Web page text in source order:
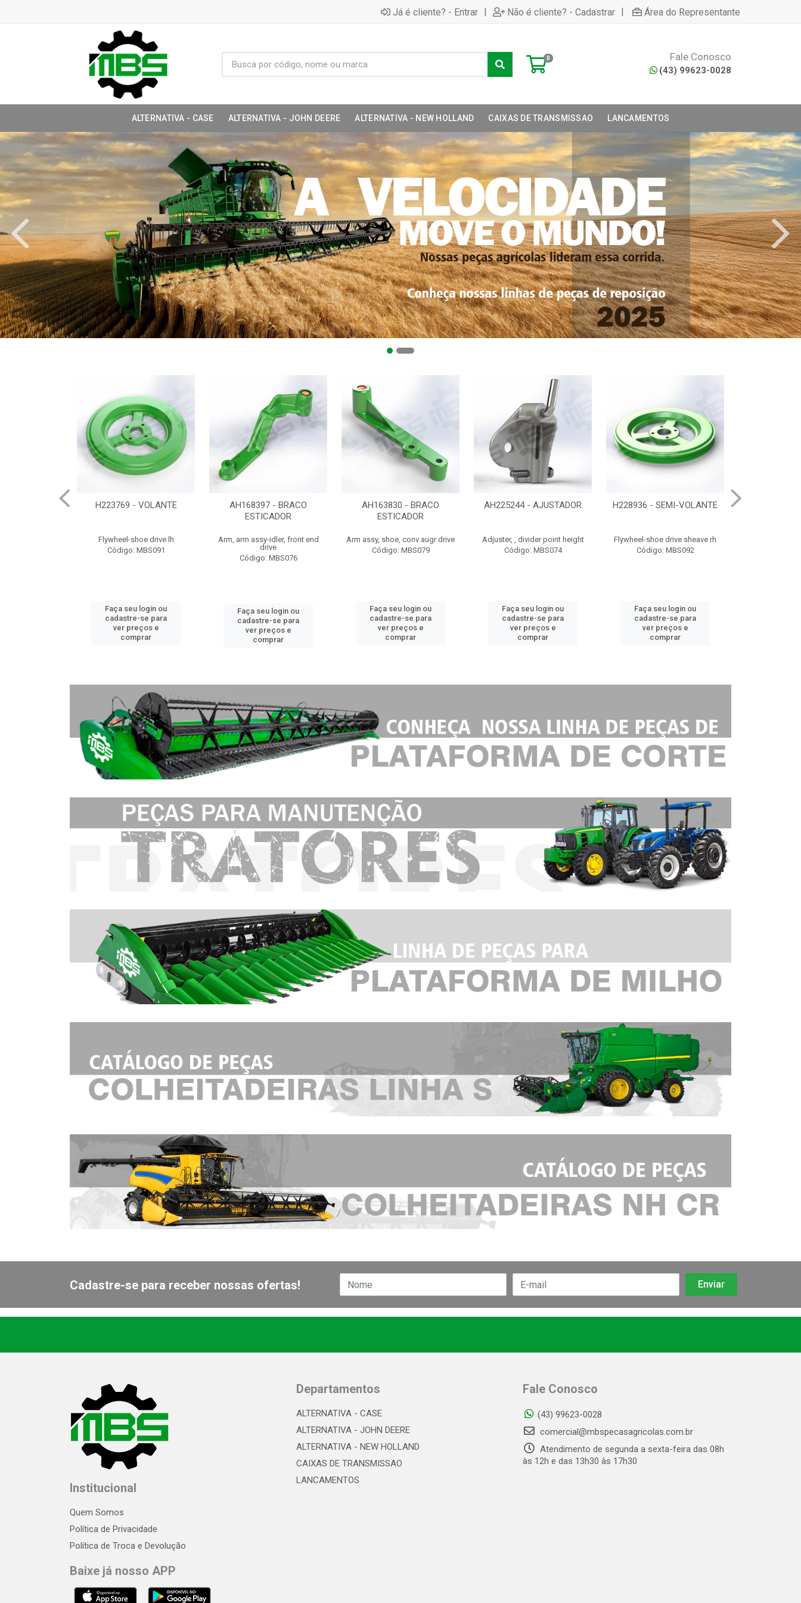
Já é cliente? - Entrar | Não é cliente? - Cadastrar | Área do Representante
0 Fale Conosco
(43) 99623-0028
ALTERNATIVA - CASE ALTERNATIVA - JOHN DEERE ALTERNATIVA - NEW HOLLAND CAIXAS DE TRANSMISSAO LANCAMENTOS
H223769 - VOLANTE
Flywheel-shoe drive lh
Código: MBS091
Faça seu login ou
cadastre-se para
ver preços e
comprar
AH168397 - BRACO
ESTICADOR
Arm, arm assy-idler, front end
drive
Código: MBS076
Faça seu login ou
cadastre-se para
ver preços e
comprar
AH163830 - BRACO
ESTICADOR
Arm assy, shoe, conv augr drive
Código: MBS079
Faça seu login ou
cadastre-se para
ver preços e
comprar
AH225244 - AJUSTADOR
Adjuster, , divider point height
Código: MBS074
Faça seu login ou
cadastre-se para
ver preços e
comprar
H228936 - SEMI-VOLANTE
Flywheel-shoe drive sheave rh
Código: MBS092
Faça seu login ou
cadastre-se para
ver preços e
comprar
Cadastre-se para receber nossas ofertas!
Institucional
Quem Somos
Política de Privacidade
Política de Troca e Devolução
Baixe já nosso APP
Departamentos
ALTERNATIVA - CASE
ALTERNATIVA - JOHN DEERE
ALTERNATIVA - NEW HOLLAND
CAIXAS DE TRANSMISSAO
LANCAMENTOS
Fale Conosco
(43) 99623-0028
comercial@mbspecasagricolas.com.br
Atendimento de segunda a sexta-feira das 08h
às 12h e das 13h30 às 17h30